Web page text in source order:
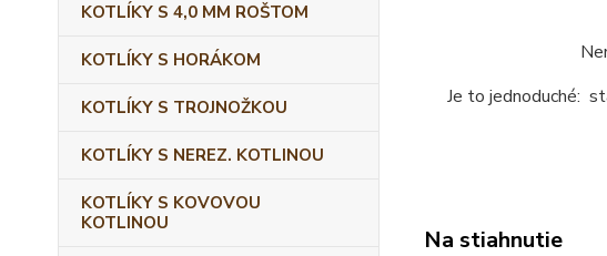
KOTLÍKY S 4,0 MM ROŠTOM
KOTLÍKY S HORÁKOM
KOTLÍKY S TROJNOŽKOU
KOTLÍKY S NEREZ. KOTLINOU
KOTLÍKY S KOVOVOU
KOTLINOU
Je to jednoduché:
Na stiahnutie